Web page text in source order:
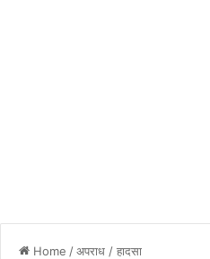
Home /अपराध / हादसा